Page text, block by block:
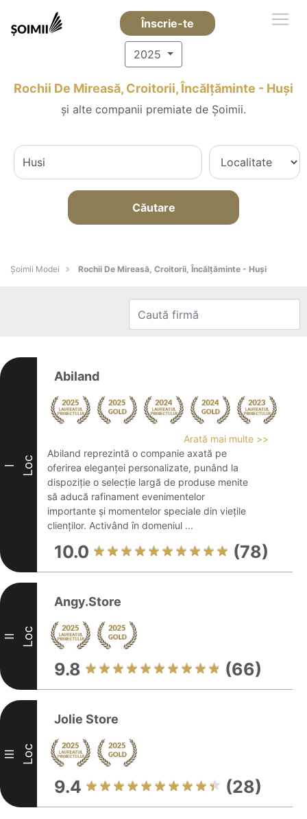
Înscrie-te
2025
Rochii De Mireasă, Croitorii, Încălțăminte - Huşi
și alte companii premiate de Șoimii.
Căutare
Șoimii Modei Rochii De Mireasă, Croitorii, Încălțăminte - Huşi
I Loc
Abiland
Arată mai multe >>
Abiland reprezintă o companie axată pe
oferirea eleganței personalizate, punând la
dispoziție o selecție largă de produse menite
să aducă rafinament evenimentelor
importante și momentelor speciale din viețile
clienților. Activând în domeniul ...
10.0 (78)
II Loc
Angy.Store
9.8 (66)
III Loc
Jolie Store
9.4 (28)